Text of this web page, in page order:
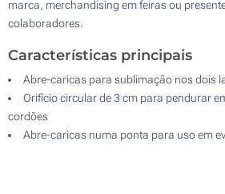
marca, merchandising em feiras ou
colaboradores.
Características principais
Abre-caricas para sublimação nos dois
Orifício circular de 3 cm para pendurar
cordões
Abre-caricas numa ponta para uso em